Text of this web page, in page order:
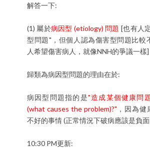
解答一下:
(1) 屬於病因型 (etiology) 問題 [也有人
型問題"，但個人認為傷害型問題比較
人希望傷害病人，就像NNH的爭議一樣]
歸類為病因型問題的理由在於:
病因型問題指的是"造成某個健康問
(what causes the problem)?" ，因為
不好的事情 (正常情況下破病應該是負
10:30 PM更新: